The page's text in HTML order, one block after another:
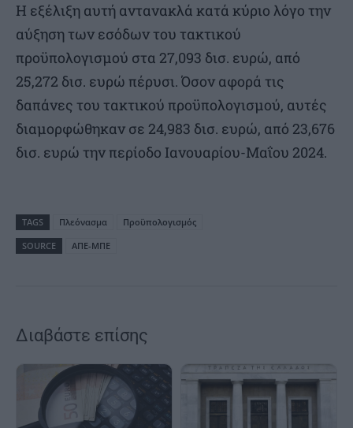
Η εξέλιξη αυτή αντανακλά κατά κύριο λόγο την
αύξηση των εσόδων του τακτικού
προϋπολογισμού στα 27,093 δισ. ευρώ, από
25,272 δισ. ευρώ πέρυσι. Όσον αφορά τις
δαπάνες του τακτικού προϋπολογισμού, αυτές
διαμορφώθηκαν σε 24,983 δισ. ευρώ, από 23,676
δισ. ευρώ την περίοδο Ιανουαρίου-Μαΐου 2024.
TAGS Πλεόνασμα
Προϋπολογισμός
SOURCE
ΑΠΕ-ΜΠΕ
Διαβάστε επίσης